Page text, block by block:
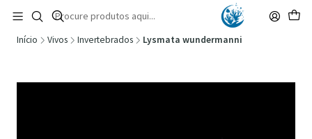
🚚 Portugal Continental: Portes Grátis desde 149,90€ (Envio extresso: 14,90€)
Ler mais
Início Vivos Invertebrados Lysmata wundermanni